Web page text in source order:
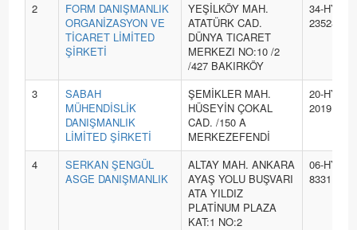
2
FORM DANIŞMANLIK
ORGANİZASYON VE
TİCARET LİMİTED
ŞİRKETİ
YEŞİLKÖY MAH.
ATATÜRK CAD.
DÜNYA TICARET
MERKEZI NO:10 /2
/427 BAKIRKÖY
34-HYB-
23528
3
SABAH
MÜHENDİSLİK
DANIŞMANLIK
LİMİTED ŞİRKETİ
ŞEMİKLER MAH.
HÜSEYİN ÇOKAL
CAD. /150 A
MERKEZEFENDİ
20-HYB-
2019
4
SERKAN ŞENGÜL
ASGE DANIŞMANLIK
ALTAY MAH. ANKARA
AYAŞ YOLU BUŞVARI
ATA YILDIZ
PLATİNUM PLAZA
KAT:1 NO:2
06-HYB-
8331